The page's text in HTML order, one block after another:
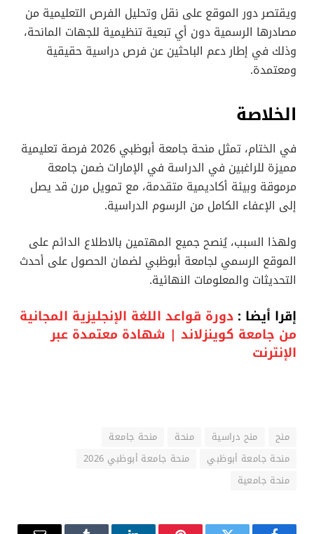
ويقتصر دور الموقع على نقل وتحليل الفرص التعليمية من
مصادرها الرسمية دون أي تبعية تنظيمية للجهات المانحة،
وذلك في إطار دعم الباحثين عن فرص دراسية حقيقية
ومعتمدة.
الخلاصة
في الختام، تمثل منحة جامعة أبوظبي 2026 فرصة تعليمية
مميزة للراغبين في الدراسة في الإمارات ضمن جامعة
مرموقة وبيئة أكاديمية متقدمة، مع تمويل مرن قد يصل
إلى الإعفاء الكامل من الرسوم الدراسية.
ولهذا السبب، يُنصح جميع المهتمين بالاطلاع الدائم على
الموقع الرسمي لجامعة أبوظبي لضمان الحصول على أحدث
التحديثات والمعلومات النهائية.
إقرا أيضا : دورة قواعد اللغة الإنجليزية المجانية
من جامعة كوينزلاند | شهادة معتمدة عبر
الإنترنت
منح منح دراسية منحة
منحة جامعة
منحة جامعة أبوظبي
منحة جامعة أبوظبي 2026
منحة جامعية